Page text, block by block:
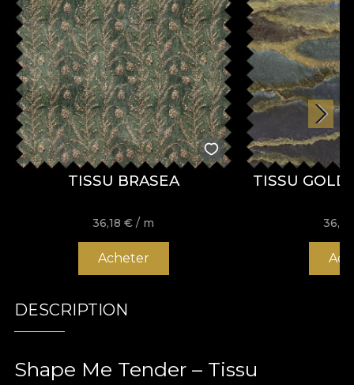
TISSU BRASEA
36,18€ / m
Acheter
TISSU
DESCRIPTION
Shape Me Tender – Tissu